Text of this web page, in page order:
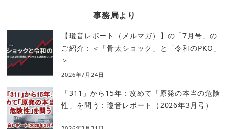
事務局より
【瓊音レポート（メルマガ）】の「7月号」の
ご紹介：＜「骨太ショック」と「令和のPKO」
＞
2026年7月24日
「311」から15年：改めて「原発の本当の危険
性」を問う：瓊音レポート（2026年3月号）